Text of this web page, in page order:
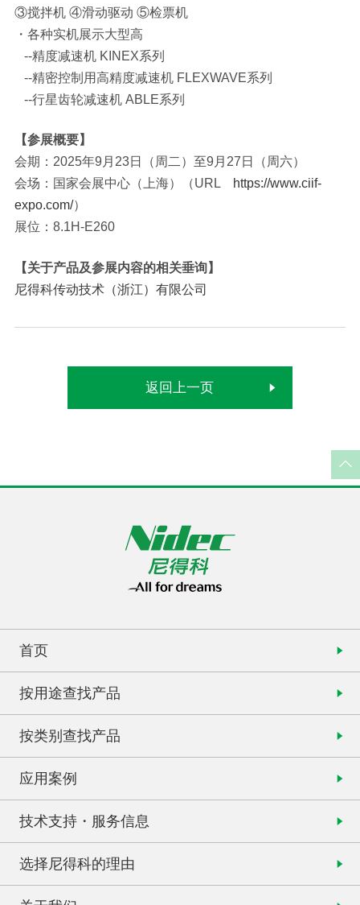
③搅拌机 ④滑动驱动 ⑤检票机
・各种实机展示大型高
--精度减速机 KINEX系列
--精密控制用高精度减速机 FLEXWAVE系列
--行星齿轮减速机 ABLE系列
【参展概要】
会期：2025年9月23日（周二）至9月27日（周六）
会场：国家会展中心（上海）（URL
https://www.ciif-
expo.com/）
展位：8.1H-E260
【关于产品及参展内容的相关垂询】
尼得科传动技术（浙江）有限公司
返回上一页
首页
按用途查找产品
按类别查找产品
应用案例
技术支持・服务信息
选择尼得科的理由